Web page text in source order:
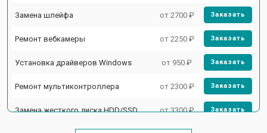
Замена шлейфа от 2700 ₽ Заказать
Ремонт вебкамеры от 2250 ₽ Заказать
Установка драйверов Windows от 950 ₽ Заказать
Ремонт мультиконтроллера от 2300 ₽ Заказать
Замена жесткого диска HDD/SSD от 3300 ₽ Заказать